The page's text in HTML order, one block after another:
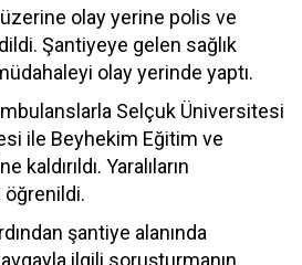
olay yerine polis ve
Şantiyeye gelen sağlık
olay yerinde yaptı.
Selçuk Üniversitesi
ile Beyhekim Eğitim ve
kaldırıldı. Yaralıların
şantiye alanında